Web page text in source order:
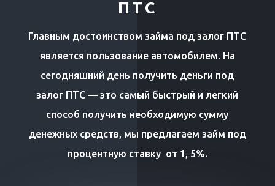
ПТС
Главным достоинством займа под залог ПТС
является пользование автомобилем. На
сегодняшний день получить деньги под
залог ПТС — это самый быстрый и легкий
способ получить необходимую сумму
денежных средств, мы предлагаем займ под
процентную ставку от 1, 5%.